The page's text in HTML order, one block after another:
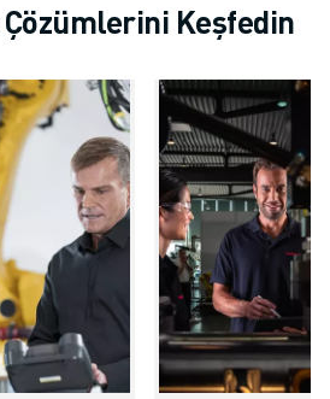
Çözümlerini Keşfedin